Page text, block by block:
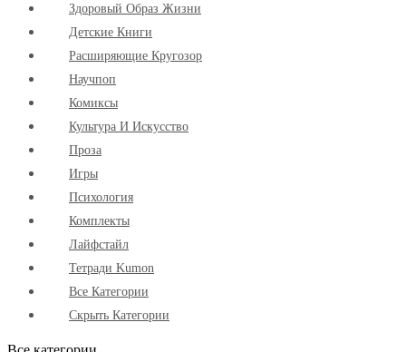
Здоровый Образ Жизни
Детские Книги
Расширяющие Кругозор
Научпоп
Комиксы
Культура И Искусство
Проза
Игры
Психология
Комплекты
Лайфстайл
Тетради Kumon
Все Категории
Скрыть Категории